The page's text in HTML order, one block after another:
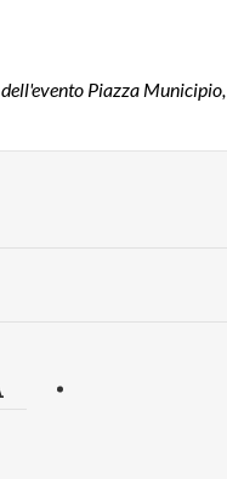
Piazza Municipio,